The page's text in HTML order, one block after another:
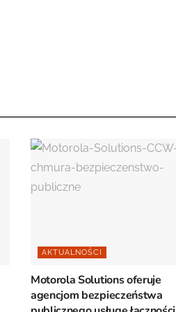
AKTUALNOŚCI
Motorola Solutions oferuje
agencjom bezpieczeństwa